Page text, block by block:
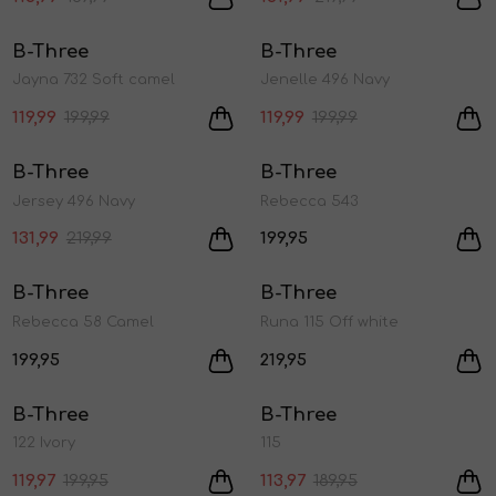
1 /2
Sale
B-Three
Jayna 732 Soft camel
119,99 199,99
1 /2
Sale
B-Three
Jenelle 496 Navy
119,99 199,99
1 /2
Sale
B-Three
Jersey 496 Navy
131,99 219,99
1 /2
B-Three
Rebecca 543
199,95
1 /2
B-Three
Rebecca 58 Camel
199,95
1 /2
B-Three
Runa 115 Off white
219,95
1 /2
Sale
B-Three
122 Ivory
119,97 199,95
1 /2
Sale
B-Three
115
113,97 189,95